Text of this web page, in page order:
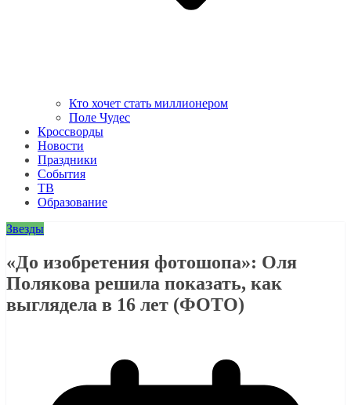
Кто хочет стать миллионером
Поле Чудес
Кроссворды
Новости
Праздники
События
ТВ
Образование
Звезды
«До изобретения фотошопа»: Оля
Полякова решила показать, как
выглядела в 16 лет (ФОТО)